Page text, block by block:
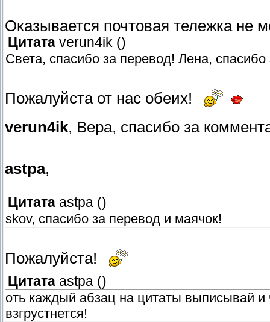
Оказывается почтовая тележка не
Цитата verun4ik ()
Света, спасибо за перевод! Лена, спасибо
Пожалуйста от нас обеих!
verun4ik, Вера, спасибо за
astpa,
Цитата astpa ()
skov, спасибо за перевод и маячок!
Пожалуйста!
Цитата astpa ()
оть каждый абзац на цитаты выписывай и
взгрустнется!